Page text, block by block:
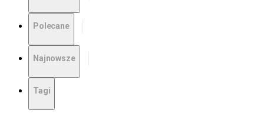
Polecane
Najnowsze
Tagi